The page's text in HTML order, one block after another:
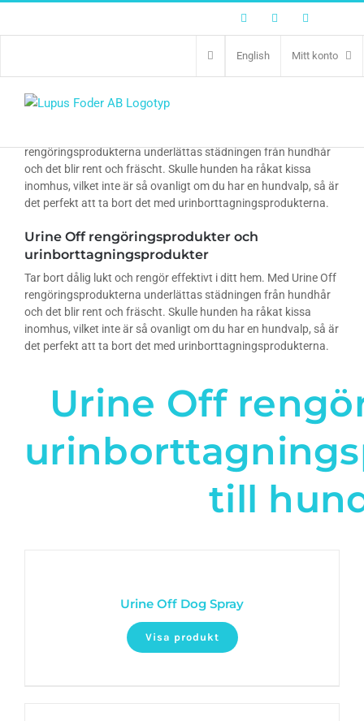
FacebookTwitter
English Mitt konto
Urine Off
till
Urine Off Dog Spray
Visa produkt
Urine Off rengöringsprodukter och
urinborttagningsprodukter
rengöringsprodukterna underlättas städningen från hundhår
och det blir rent och fräscht. Skulle hunden ha råkat kissa
inomhus, vilket inte är så ovanligt om du har en hundvalp, så är
det perfekt att ta bort det med urinborttagningsprodukterna.
Urine Off rengöringsprodukter och
urinborttagningsprodukter
Tar bort dålig lukt och rengör effektivt i ditt hem. Med Urine Off
rengöringsprodukterna underlättas städningen från hundhår
och det blir rent och fräscht. Skulle hunden ha råkat kissa
inomhus, vilket inte är så ovanligt om du har en hundvalp, så är
det perfekt att ta bort det med urinborttagningsprodukterna.